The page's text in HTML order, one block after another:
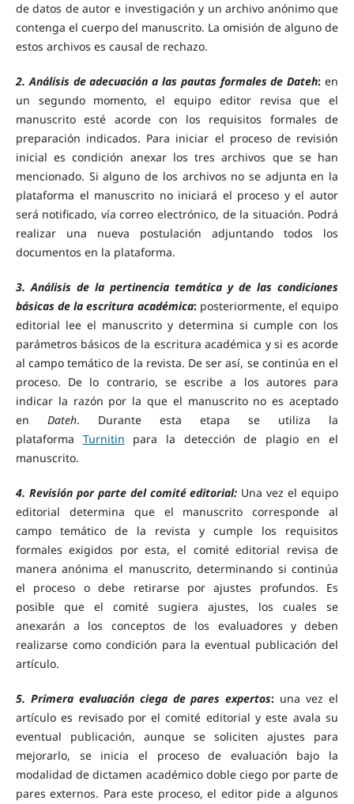
de datos de autor e investigación y un archivo anónimo que
contenga el cuerpo del manuscrito. La omisión de alguno de
estos archivos es causal de rechazo.
2. Análisis de adecuación a las pautas formales de Dateh: en
un segundo momento, el equipo editor revisa que el
manuscrito esté acorde con los requisitos formales de
preparación indicados. Para iniciar el proceso de revisión
inicial es condición anexar los tres archivos que se han
mencionado. Si alguno de los archivos no se adjunta en la
plataforma el manuscrito no iniciará el proceso y el autor
será notificado, vía correo electrónico, de la situación. Podrá
realizar una nueva postulación adjuntando todos los
documentos en la plataforma.
3. Análisis de la pertinencia temática y de las condiciones
básicas de la escritura académica: posteriormente, el equipo
editorial lee el manuscrito y determina si cumple con los
parámetros básicos de la escritura académica y si es acorde
al campo temático de la revista. De ser así, se continúa en el
proceso. De lo contrario, se escribe a los autores para
indicar la razón por la que el manuscrito no es aceptado
en Dateh. Durante esta etapa se utiliza la
plataforma Turnitin para la detección de plagio en el
manuscrito.
4. Revisión por parte del comité editorial: Una vez el equipo
editorial determina que el manuscrito corresponde al
campo temático de la revista y cumple los requisitos
formales exigidos por esta, el comité editorial revisa de
manera anónima el manuscrito, determinando si continúa
el proceso o debe retirarse por ajustes profundos. Es
posible que el comité sugiera ajustes, los cuales se
anexarán a los conceptos de los evaluadores y deben
realizarse como condición para la eventual publicación del
artículo.
5. Primera evaluación ciega de pares expertos: una vez el
artículo es revisado por el comité editorial y este avala su
eventual publicación, aunque se soliciten ajustes para
mejorarlo, se inicia el proceso de evaluación bajo la
modalidad de dictamen académico doble ciego por parte de
pares externos. Para este proceso, el editor pide a algunos